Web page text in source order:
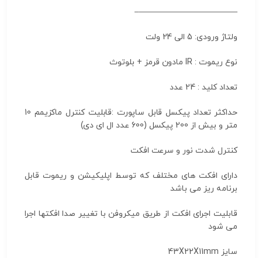
————————————–
ولتاژ ورودی: 5 الی 24 ولت
نوع ریموت : IR مادون قرمز + بلوتوث
تعداد کلید : 24 عدد
حداکثر تعداد پیکسل قابل ساپورت :قابلیت کنترل ماکزیمم 10
متر و بیش از 200 پیکسل (600 عدد ال ای دی)
کنترل شدت نور و سرعت افکت
دارای افکت های مختلف که توسط اپلیکیشن و ریموت قابل
برنامه ریز می باشد
قابلیت اجرای افکت از طریق میکروفن با تغییر صدا افکتها اجرا
می شود
سایز 43X22X11mm